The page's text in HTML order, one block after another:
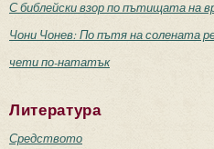
С библейски взор по пътищата на
Чони Чонев: По пътя на солената
чети по-нататък
Литература
Средството